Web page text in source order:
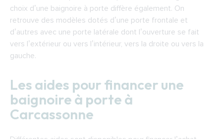
choix d’une baignoire à porte diffère également. On
retrouve des modèles dotés d’une porte frontale et
d’autres avec une porte latérale dont l’ouverture se fait
vers l’extérieur ou vers l’intérieur, vers la droite ou vers la
gauche.
Les aides pour financer une
baignoire à porte à
Carcassonne